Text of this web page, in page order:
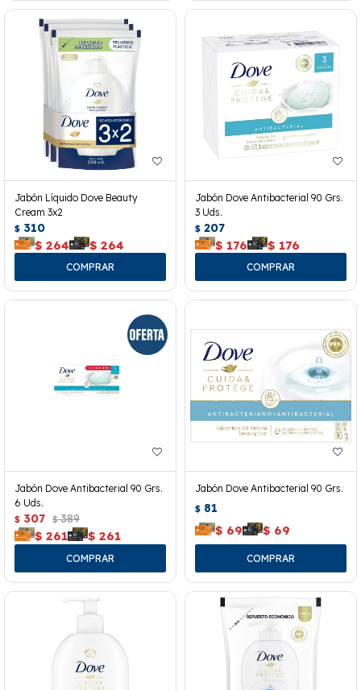
Jabón Líquido Dove Beauty
Cream 3x2
$ 310
$ 264 $ 264
Jabón Dove Antibacterial 90 Grs.
3 Uds.
$ 207
$ 176 $ 176
Jabón Dove Antibacterial 90 Grs.
6 Uds.
$ 307 $ 389
$ 261 $ 261
Jabón Dove Antibacterial 90 Grs.
$ 81
$ 69 $ 69